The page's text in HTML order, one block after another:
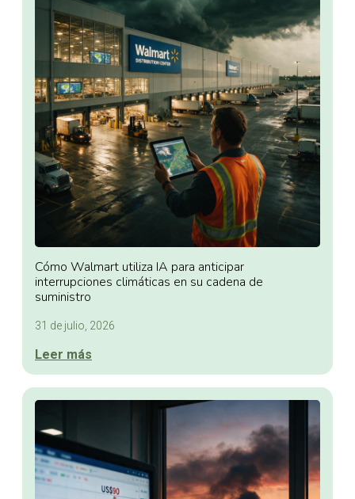
Cómo Walmart utiliza IA para anticipar
interrupciones climáticas en su cadena de
suministro
31 de julio, 2026
Leer más